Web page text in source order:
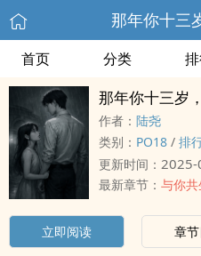
那年你十三
首页 分类
那年你十三岁
作者： 陆尧
类别： ‍P‍O‎1‎‎8‌ / 排
更新时间： 2025-
最新章节： 与你
立即阅读 章